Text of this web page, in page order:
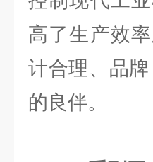
高了生产效
计合理、品
的良伴。